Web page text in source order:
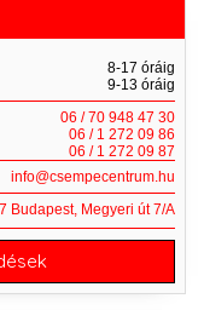
8-17 óráig
9-13 óráig
06 / 70 948 47 30
06 / 1 272 09 86
06 / 1 272 09 87
info@csempecentrum.hu
Budapest, Megyeri út 7/A